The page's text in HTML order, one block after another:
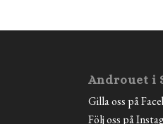
Androuet i
Gilla oss på
Följ oss på